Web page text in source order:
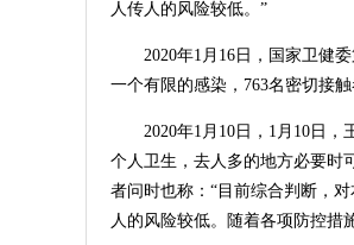
人传人的风险较低。”
2020年1月16日，国家卫健
一个有限的感染，763名密切接触
2020年1月10日，1月10日
个人卫生，去人多的地方必要时
者问时也称：“目前综合判断，
人的风险较低。随着各项防控措